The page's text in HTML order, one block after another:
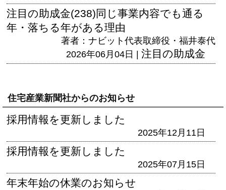
注目の助成金(238)同じ事業内容でも通る
年・落ちる年がある理由
著者：ナビット代表取締役・福井泰代
2026年06月04日 | 注目の助成金
住宅産業新聞社からのお知らせ
採用情報を更新しました
2025年12月11日
採用情報を更新しました
2025年07月15日
年末年始の休業のお知らせ